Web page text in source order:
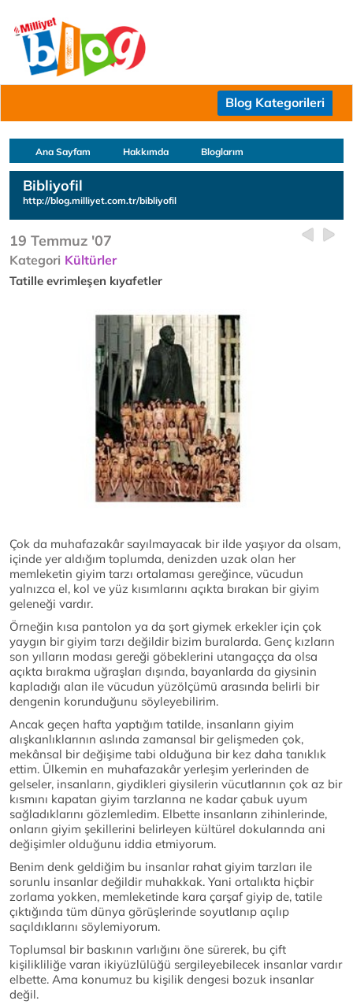
Blog Kategorileri
Ana Sayfam Hakkımda Bloglarım
Bibliyofil
http://blog.milliyet.com.tr/bibliyofil
19 Temmuz '07
Kategori Kültürler
Tatille evrimleşen kıyafetler
Çok da muhafazakâr sayılmayacak bir ilde yaşıyor da olsam,
içinde yer aldığım toplumda, denizden uzak olan her
memleketin giyim tarzı ortalaması gereğince, vücudun
yalnızca el, kol ve yüz kısımlarını açıkta bırakan bir giyim
geleneği vardır.
Örneğin kısa pantolon ya da şort giymek erkekler için çok
yaygın bir giyim tarzı değildir bizim buralarda. Genç kızların
son yılların modası gereği göbeklerini utangaçça da olsa
açıkta bırakma uğraşları dışında, bayanlarda da giysinin
kapladığı alan ile vücudun yüzölçümü arasında belirli bir
dengenin korunduğunu söyleyebilirim.
Ancak geçen hafta yaptığım tatilde, insanların giyim
alışkanlıklarının aslında zamansal bir gelişmeden çok,
mekânsal bir değişime tabi olduğuna bir kez daha tanıklık
ettim. Ülkemin en muhafazakâr yerleşim yerlerinden de
gelseler, insanların, giydikleri giysilerin vücutlarının çok az bir
kısmını kapatan giyim tarzlarına ne kadar çabuk uyum
sağladıklarını gözlemledim. Elbette insanların zihinlerinde,
onların giyim şekillerini belirleyen kültürel dokularında ani
değişimler olduğunu iddia etmiyorum.
Benim denk geldiğim bu insanlar rahat giyim tarzları ile
sorunlu insanlar değildir muhakkak. Yani ortalıkta hiçbir
zorlama yokken, memleketinde kara çarşaf giyip de, tatile
çıktığında tüm dünya görüşlerinde soyutlanıp açılıp
saçıldıklarını söylemiyorum.
Toplumsal bir baskının varlığını öne sürerek, bu çift
kişilikliliğe varan ikiyüzlülüğü sergileyebilecek insanlar vardır
elbette. Ama konumuz bu kişilik dengesi bozuk insanlar
değil.